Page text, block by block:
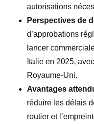
autorisations
Perspectives de
d’approbations
lancer
Italie en 2025,
Royaume-Uni.
Avantages
réduire les délais
routier et